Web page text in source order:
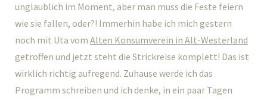
unglaublich im Moment, aber man muss die Feste feiern
wie sie fallen, oder?! Immerhin habe ich mich gestern
noch mit Uta vom Alten Konsumverein in Alt-Westerland
getroffen und jetzt steht die Strickreise komplett! Das ist
wirklich richtig aufregend. Zuhause werde ich das
Programm schreiben und ich denke, in ein paar Tagen